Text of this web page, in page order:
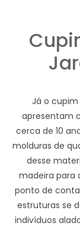
Já o
apresentam
cerca de 10
molduras de
desse
madeira para
ponto de
estruturas se
indivíduos